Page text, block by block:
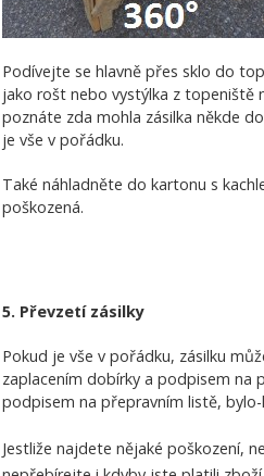
Podívejte se hlavně přes sklo do
jako rošt nebo vystýlka z topeniště
poznáte zda mohla zásilka někde
je vše v pořádku.
Také náhladněte do kartonu s
poškozená.
5. Převzetí zásilky
Pokud je vše v pořádku, zásilku
zaplacením dobírky a podpisem na
podpisem na přepravním listě,
Jestliže najdete nějaké poškození,